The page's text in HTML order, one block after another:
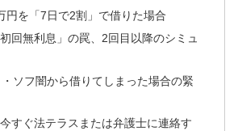
円を「7日で2割」で借りた場合
回無利息」の罠、2回目以降のシミュ
ソフ闇から借りてしまった場合の緊
すぐ法テラスまたは弁護士に連絡す